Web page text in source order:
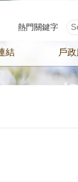
熱門關鍵字
結 戶